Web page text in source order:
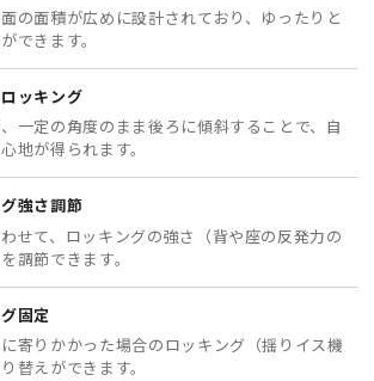
の面積が広めに設計されており、ゆったりと
できます。
ッキング
一定の角度のまま後ろに傾斜することで、自
地が得られます。
強さ調節
せて、ロッキングの強さ（背や座の反発力の
調節できます。
固定
寄りかかった場合のロッキング（揺りイス機
替えができます。